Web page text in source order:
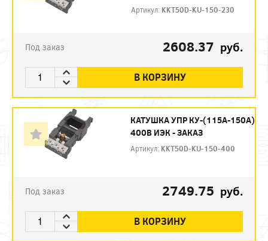
Артикул: KKT50D-KU-150-230
Под заказ 2608.37 руб.
В КОРЗИНУ
КАТУШКА УПР КУ-(115А-150А)
400В ИЭК - ЗАКАЗ
Артикул: KKT50D-KU-150-400
Под заказ 2749.75 руб.
В КОРЗИНУ